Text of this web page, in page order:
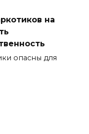
на
опасны для